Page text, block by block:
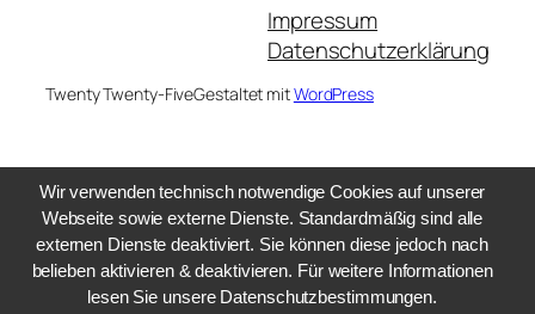
Impressum
Datenschutzerklärung
Twenty Twenty-FiveGestaltet mitWordPress
Wir verwenden technisch notwendige Cookies auf unserer
Webseite sowie externe Dienste. Standardmäßig sind alle
externen Dienste deaktiviert. Sie können diese jedoch nach
belieben aktivieren & deaktivieren. Für weitere Informationen
lesen Sie unsere Datenschutzbestimmungen.